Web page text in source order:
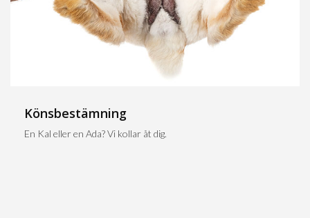
Könsbestämning
En Kal eller en Ada? Vi kollar åt dig.